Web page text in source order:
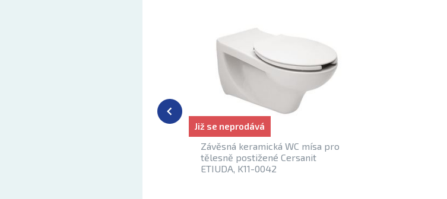
Závěsná keramická WC mísa pro
tělesně postižené Cersanit
ETIUDA, K11-0042
Již se neprodává